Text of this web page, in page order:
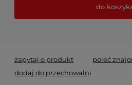
do
zapytaj o produkt poleć
dodaj do przechowalni